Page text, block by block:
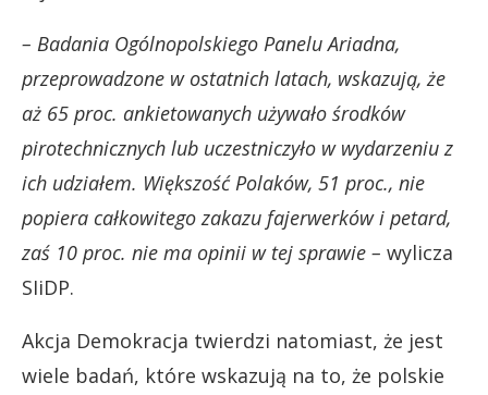
– Badania Ogólnopolskiego Panelu Ariadna,
przeprowadzone w ostatnich latach, wskazują, że
aż 65 proc. ankietowanych używało środków
pirotechnicznych lub uczestniczyło w wydarzeniu z
ich udziałem. Większość Polaków, 51 proc., nie
popiera całkowitego zakazu fajerwerków i petard,
zaś 10 proc. nie ma opinii w tej sprawie – wylicza
SIiDP.
Akcja Demokracja twierdzi natomiast, że jest
wiele badań, które wskazują na to, że polskie